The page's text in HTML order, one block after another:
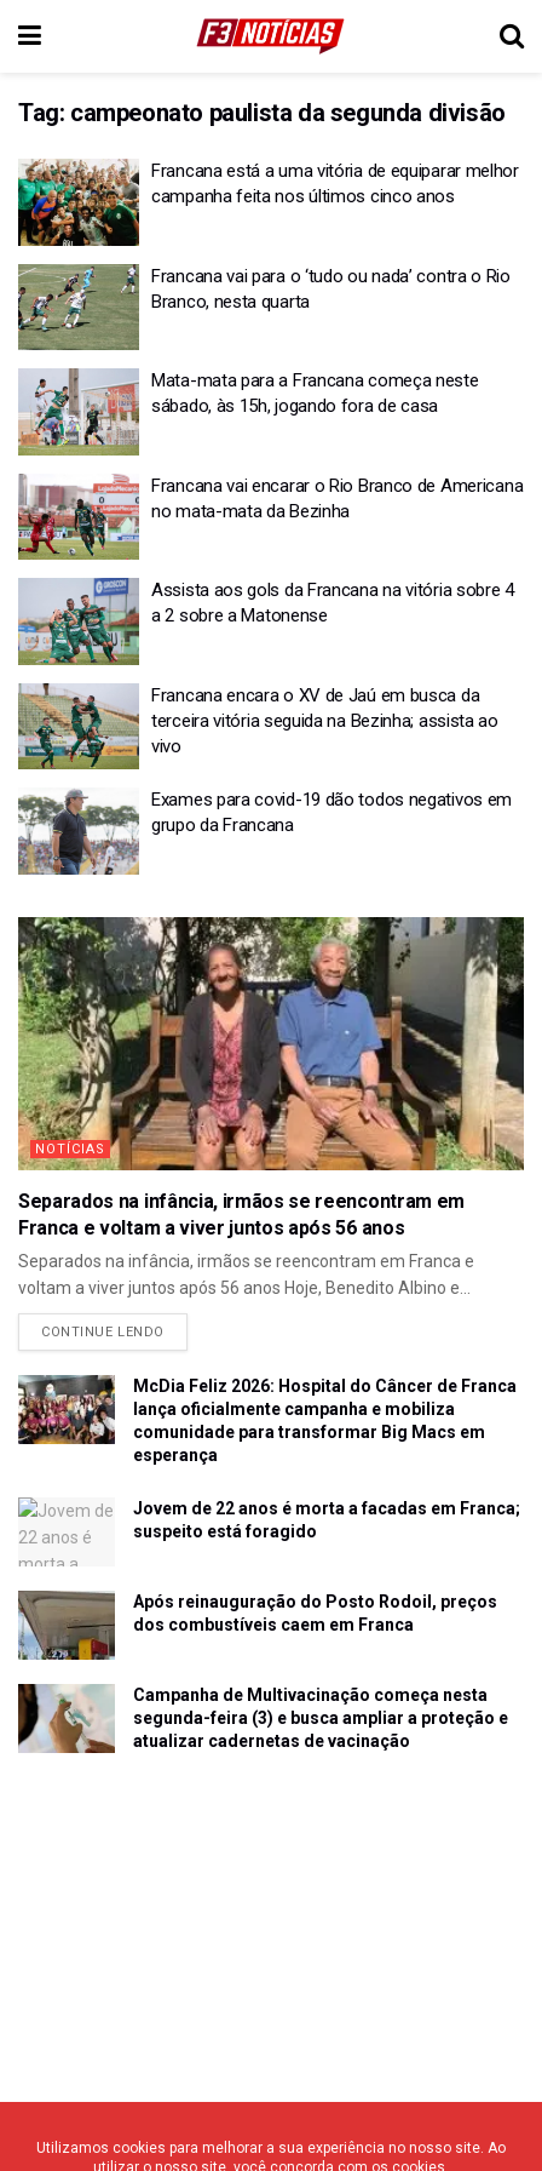
Tag: campeonato paulista da segunda divisão
Francana está a uma vitória de equiparar melhor
campanha feita nos últimos cinco anos
Francana vai para o ‘tudo ou nada’ contra o Rio
Branco, nesta quarta
Mata-mata para a Francana começa neste
sábado, às 15h, jogando fora de casa
Francana vai encarar o Rio Branco de Americana
no mata-mata da Bezinha
Assista aos gols da Francana na vitória sobre 4
a 2 sobre a Matonense
Francana encara o XV de Jaú em busca da
terceira vitória seguida na Bezinha; assista ao
vivo
Exames para covid-19 dão todos negativos em
grupo da Francana
NOTÍCIAS
Separados na infância, irmãos se reencontram em
Franca e voltam a viver juntos após 56 anos
Separados na infância, irmãos se reencontram em Franca e
voltam a viver juntos após 56 anos Hoje, Benedito Albino e...
CONTINUE LENDO
McDia Feliz 2026: Hospital do Câncer de Franca
lança oficialmente campanha e mobiliza
comunidade para transformar Big Macs em
esperança
Jovem de 22 anos é morta a facadas em Franca;
suspeito está foragido
Após reinauguração do Posto Rodoil, preços
dos combustíveis caem em Franca
Campanha de Multivacinação começa nesta
segunda-feira (3) e busca ampliar a proteção e
atualizar cadernetas de vacinação